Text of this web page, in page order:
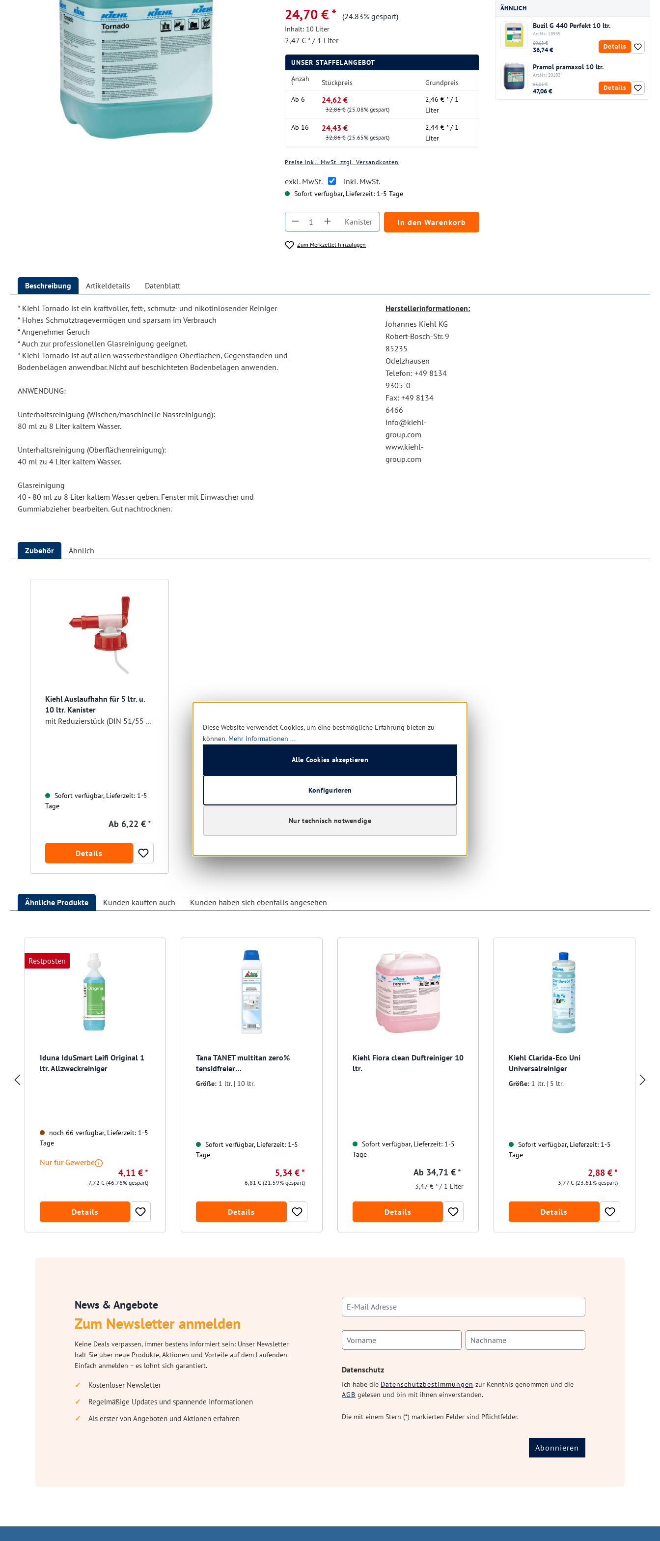
24,70 € * (24.83% gespart)
Inhalt: 10 Liter
2,47 € * / 1 Liter
UNSER STAFFELANGEBOT
Anzah
l Stückpreis
Grundpreis
Ab 6 24,62 €
32,86 € (25.08% gespart)
2,46 € * / 1
Liter
Ab 16 24,43 €
32,86 € (25.65% gespart)
2,44 € * / 1
Liter
Preise inkl. MwSt. zzgl. Versandkosten
exkl. MwSt. inkl. MwSt.
Sofort verfügbar, Lieferzeit: 1-5 Tage
Produkt Anzahl: Gib den gewünschten Wert ein oder benutze die
Kanister In den Warenkorb
Zum Merkzettel hinzufügen
ÄHNLICH
Buzil G 440 Perfekt 10 ltr.
Art.Nr.: 18935
60,68 €
36,74 € Details
Pramol pramaxol 10 ltr.
Art.Nr.: 20102
63,01 €
47,06 € Details
Beschreibung Artikeldetails Datenblatt
* Kiehl Tornado ist ein kraftvoller, fett-, schmutz- und nikotinlösender Reiniger
* Hohes Schmutztragevermögen und sparsam im Verbrauch
* Angenehmer Geruch
* Auch zur professionellen Glasreinigung geeignet.
* Kiehl Tornado ist auf allen wasserbeständigen Oberflächen, Gegenständen und
Bodenbelägen anwendbar. Nicht auf beschichteten Bodenbelägen anwenden.
ANWENDUNG:
Unterhaltsreinigung (Wischen/maschinelle Nassreinigung):
80 ml zu 8 Liter kaltem Wasser.
Unterhaltsreinigung (Oberflächenreinigung):
40 ml zu 4 Liter kaltem Wasser.
Glasreinigung
40 - 80 ml zu 8 Liter kaltem Wasser geben. Fenster mit Einwascher und
Gummiabzieher bearbeiten. Gut nachtrocknen.
Herstellerinformationen:
Johannes Kiehl KG
Robert-Bosch-Str. 9
85235
Odelzhausen
Telefon: +49 8134
9305-0
Fax: +49 8134
6466
info@kiehl-
group.com
www.kiehl-
group.com
Zubehör Ähnlich
Kiehl Auslaufhahn für 5 ltr. u.
10 ltr. Kanister
mit Reduzierstück (DIN 51/55 Verschluss)
Sofort verfügbar, Lieferzeit: 1-5
Tage
Ab 6,22 € *
Details
Ähnliche Produkte Kunden kauften auch Kunden haben sich ebenfalls angesehen
Restposten
Iduna IduSmart Leifi Original 1
ltr. Allzweckreiniger
noch 66 verfügbar, Lieferzeit: 1-5
Tage
Nur für Gewerbe
4,11 € *
7,72 €(46.76% gespart)
Details
Tana TANET multitan zero%
tensidfreier
Multifunktionsreiniger
Größe: 1 ltr. | 10 ltr.
Sofort verfügbar, Lieferzeit: 1-5
Tage
5,34 € *
6,81 €(21.59% gespart)
Details
Kiehl Fiora clean Duftreiniger 10
ltr.
Sofort verfügbar, Lieferzeit: 1-5
Tage
Ab 34,71 € *
3,47 € * / 1 Liter
Details
Kiehl Clarida-Eco Uni
Universalreiniger
Größe: 1 ltr. | 5 ltr.
Sofort verfügbar, Lieferzeit: 1-5
Tage
2,88 € *
3,77 €(23.61% gespart)
Details
News & Angebote
Zum Newsletter anmelden
Keine Deals verpassen, immer bestens informiert sein: Unser Newsletter
hält Sie über neue Produkte, Aktionen und Vorteile auf dem Laufenden.
Einfach anmelden – es lohnt sich garantiert.
Kostenloser Newsletter
Regelmäßige Updates und spannende Informationen
Als erster von Angeboten und Aktionen erfahren
Datenschutz
Ich habe die Datenschutzbestimmungen zur Kenntnis genommen und die
AGB gelesen und bin mit ihnen einverstanden.
Die mit einem Stern (*) markierten Felder sind Pflichtfelder.
Abonnieren
Diese Website verwendet Cookies, um eine bestmögliche Erfahrung bieten zu
können. Mehr Informationen ...
Nur technisch notwendige
Konfigurieren
Alle Cookies akzeptieren